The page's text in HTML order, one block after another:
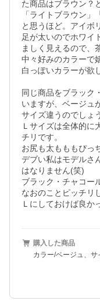
た商品はブラウン？
「ライトブラウン
と思うほど。アイボ
足が太いのでホワイ
ましく見えるので、
中々好みのカラーで
白っぽいカラーが欲
同じ商品をブラック
いますが、ベージュ
サイズ違うのでしょ
Ｌサイズは全体的に
チリです。
お尻も太もももぴっ
デブい私はモデルさ
はなりません(笑)
ブラック・チャコー
なおのことピッチリ
Ｌにしておけば良か
購入した商品
カラー/ベージュ、サ